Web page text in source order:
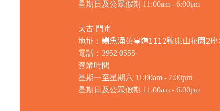
星期日及公眾假期 11:00am - 6:00pm
太古 門市
地址： 鰂魚涌英皇道1112號康山花園2
電話：3952 0555
營業時間
星期一至星期六 11:00am - 7:00pm
星期日及公眾假期 11:00am - 6:00pm